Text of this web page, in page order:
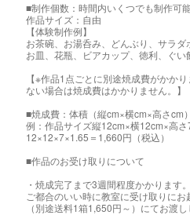
■制作個数：時間内いくつでも制作可能
作品サイズ：自由
【体験制作例】
お茶碗、お湯呑み、どんぶり、サラ
お皿、花瓶、ビアカップ、徳利、ぐい
【※作品1点ごとに別途焼成費がかか
ない場合は焼成費はかかりません。】
■焼成費：体積（縦cm×横cm×高さcm
例：作品サイズ縦12cm×横12cm×高
12×12×7×1.65＝1,660円（税込）
■作品のお受け取りについて
・焼成完了まで3週間程度かかります。
ご都合のいい時に教室に受け取りに
（別途送料1箱1,650円～）にてお渡し